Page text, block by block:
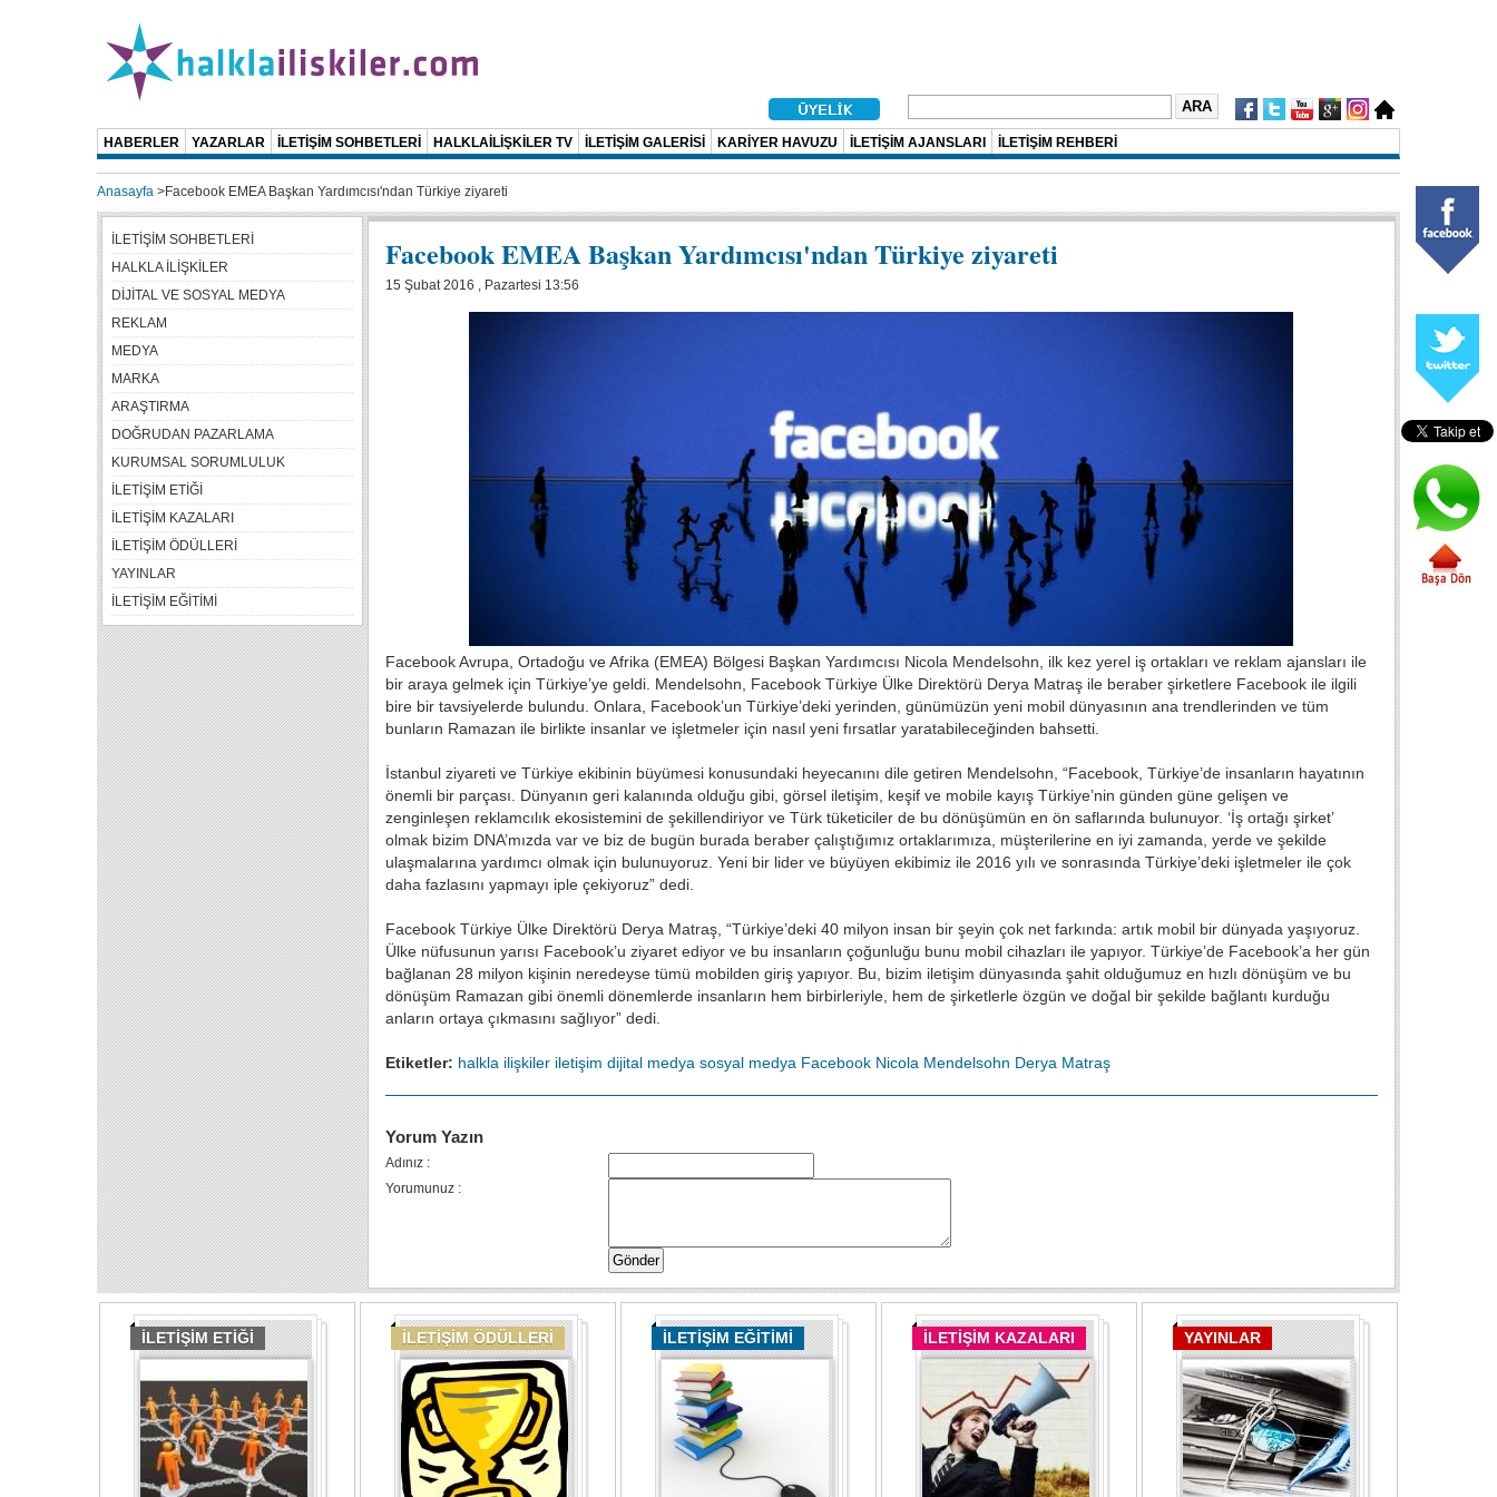
HABERLER YAZARLAR İLETİŞİM SOHBETLERİ HALKLAİLİŞKİLER TV İLETİŞİM GALERİSİ KARİYER HAVUZU İLETİŞİM AJANSLARI İLETİŞİM REHBERİ
Anasayfa >Facebook EMEA Başkan Yardımcısı'ndan Türkiye ziyareti
Facebook EMEA Başkan Yardımcısı'ndan Türkiye ziyareti
15 Şubat 2016 , Pazartesi 13:56
Facebook Avrupa, Ortadoğu ve Afrika (EMEA) Bölgesi Başkan Yardımcısı Nicola Mendelsohn, ilk kez yerel iş ortakları ve reklam ajansları ile
bir araya gelmek için Türkiye’ye geldi. Mendelsohn, Facebook Türkiye Ülke Direktörü Derya Matraş ile beraber şirketlere Facebook ile ilgili
bire bir tavsiyelerde bulundu. Onlara, Facebook’un Türkiye’deki yerinden, günümüzün yeni mobil dünyasının ana trendlerinden ve tüm
bunların Ramazan ile birlikte insanlar ve işletmeler için nasıl yeni fırsatlar yaratabileceğinden bahsetti.
İstanbul ziyareti ve Türkiye ekibinin büyümesi konusundaki heyecanını dile getiren Mendelsohn, “Facebook, Türkiye’de insanların hayatının
önemli bir parçası. Dünyanın geri kalanında olduğu gibi, görsel iletişim, keşif ve mobile kayış Türkiye’nin günden güne gelişen ve
zenginleşen reklamcılık ekosistemini de şekillendiriyor ve Türk tüketiciler de bu dönüşümün en ön saflarında bulunuyor. ‘İş ortağı şirket’
olmak bizim DNA’mızda var ve biz de bugün burada beraber çalıştığımız ortaklarımıza, müşterilerine en iyi zamanda, yerde ve şekilde
ulaşmalarına yardımcı olmak için bulunuyoruz. Yeni bir lider ve büyüyen ekibimiz ile 2016 yılı ve sonrasında Türkiye’deki işletmeler ile çok
daha fazlasını yapmayı iple çekiyoruz” dedi.
Facebook Türkiye Ülke Direktörü Derya Matraş, “Türkiye’deki 40 milyon insan bir şeyin çok net farkında: artık mobil bir dünyada yaşıyoruz.
Ülke nüfusunun yarısı Facebook’u ziyaret ediyor ve bu insanların çoğunluğu bunu mobil cihazları ile yapıyor. Türkiye’de Facebook’a her gün
bağlanan 28 milyon kişinin neredeyse tümü mobilden giriş yapıyor. Bu, bizim iletişim dünyasında şahit olduğumuz en hızlı dönüşüm ve bu
dönüşüm Ramazan gibi önemli dönemlerde insanların hem birbirleriyle, hem de şirketlerle özgün ve doğal bir şekilde bağlantı kurduğu
anların ortaya çıkmasını sağlıyor” dedi.
Etiketler: halkla ilişkiler iletişim dijital medya sosyal medya Facebook Nicola Mendelsohn Derya Matraş
Yorum Yazın
Adınız :
Yorumunuz :
İLETİŞİM SOHBETLERİ
HALKLA İLİŞKİLER
DİJİTAL VE SOSYAL MEDYA
REKLAM
MEDYA
MARKA
ARAŞTIRMA
DOĞRUDAN PAZARLAMA
KURUMSAL SORUMLULUK
İLETİŞİM ETİĞİ
İLETİŞİM KAZALARI
İLETİŞİM ÖDÜLLERİ
YAYINLAR
İLETİŞİM EĞİTİMİ
İLETİŞİM ETİĞİ İLETİŞİM ÖDÜLLERİ İLETİŞİM EĞİTİMİ İLETİŞİM KAZALARI YAYINLAR